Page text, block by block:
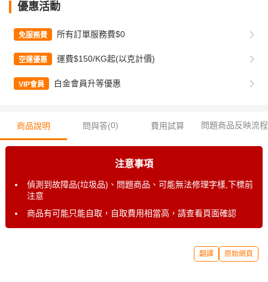
優惠活動
免服務費 所有訂單服務費$0
空運優惠 運費$150/KG起(以克計價)
VIP會員 白金會員升等優惠
商品說明 問與答(0) 費用試算 問題商品反映流程
注意事項
偵測到故障品(垃圾品)、問題商品、可能無法修理字樣,下標前
注意
商品有可能只能自取，自取費用相當高，請查看頁面確認
翻譯 原始網頁